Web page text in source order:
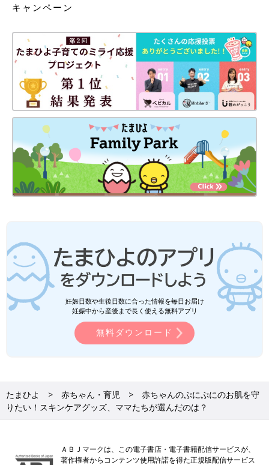
キャンペーン
妊娠日数や生後日数に合った情報を毎日お届け
妊娠中から産後まで長く使える無料アプリ
無料ダウンロード
たまひよ 赤ちゃん・育児
赤ちゃんのぷにぷにのお肌を守
りたい！スキンケアグッズ、ママたちが選んだのは？
ＡＢＪマークは、この電子書店・電子書籍配信サービスが、
著作権者からコンテンツ使用許諾を得た正規版配信サービス